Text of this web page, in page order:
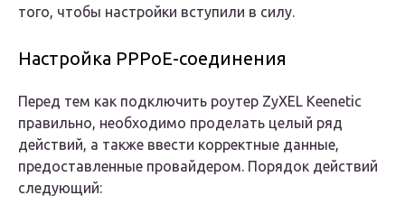
того, чтобы настройки вступили в силу.
Настройка PPPoE-соединения
Перед тем как подключить роутер ZyXEL Keenetic
правильно, необходимо проделать целый ряд
действий, а также ввести корректные данные,
предоставленные провайдером. Порядок действий
следующий: